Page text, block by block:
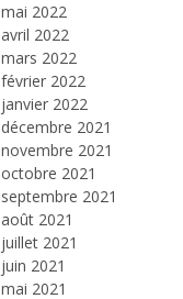
mai 2022
avril 2022
mars 2022
février 2022
janvier 2022
décembre 2021
novembre 2021
octobre 2021
septembre 2021
août 2021
juillet 2021
juin 2021
mai 2021